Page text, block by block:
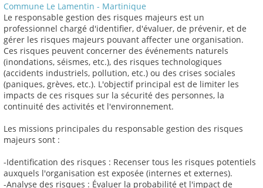
Commune Le Lamentin - Martinique
Le responsable gestion des risques majeurs est un
professionnel chargé d'identifier, d'évaluer, de prévenir, et de
gérer les risques majeurs pouvant affecter une organisation.
Ces risques peuvent concerner des événements naturels
(inondations, séismes, etc.), des risques technologiques
(accidents industriels, pollution, etc.) ou des crises sociales
(paniques, grèves, etc.). L'objectif principal est de limiter les
impacts de ces risques sur la sécurité des personnes, la
continuité des activités et l'environnement.
Les missions principales du responsable gestion des risques
majeurs sont :
-Identification des risques : Recenser tous les risques potentiels
auxquels l'organisation est exposée (internes et externes).
-Analyse des risques : Évaluer la probabilité et l'impact de